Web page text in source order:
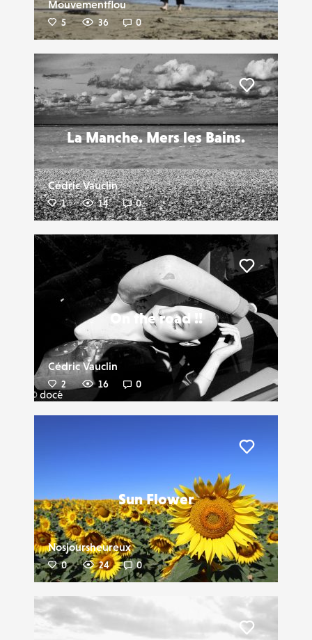
Mouvementflou
5 36 0
La Manche. Mers les Bains.
Cédric Vauclin
1 14 0
Liker
On the road !!
Cédric Vauclin
2 16 0
Liker
Sun Flower
Nosjoursheureux
0 24 0